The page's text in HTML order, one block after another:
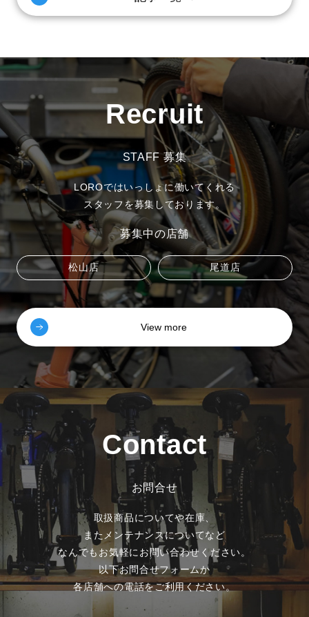
Recruit
STAFF 募集
LOROではいっしょに働いてくれる
スタッフを募集しております。
募集中の店舗
松山店 尾道店
View more
Contact
お問合せ
取扱商品についてや在庫、
またメンテナンスについてなど
なんでもお気軽にお問い合わせください。
以下お問合せフォームか
各店舗への電話をご利用ください。